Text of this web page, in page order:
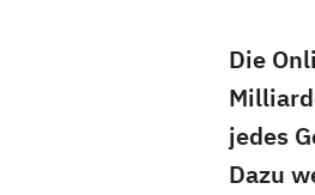
Die
jedes
Dazu